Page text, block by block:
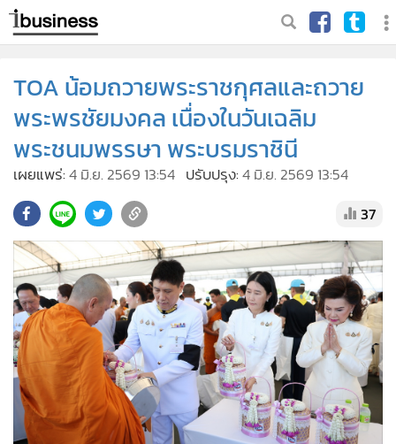
TOA น้อมถวายพระราชกุศลและถวาย
พระพรชัยมงคล เนื่องในวันเฉลิม
พระชนมพรรษา พระบรมราชินี
เผยแพร่:4 มิ.ย. 2569 13:54 ปรับปรุง:4 มิ.ย. 2569 13:54
37